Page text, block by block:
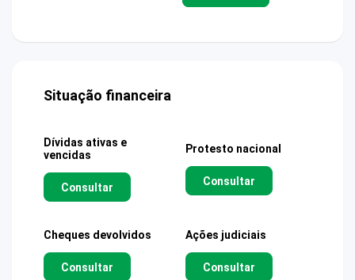
Situação financeira
Dívidas ativas e
vencidas
Consultar
Protesto nacional
Consultar
Cheques devolvidos
Consultar
Ações judiciais
Consultar